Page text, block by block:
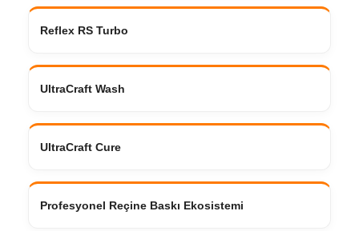
Reflex RS Turbo
UltraCraft Wash
UltraCraft Cure
Profesyonel Reçine Baskı Ekosistemi